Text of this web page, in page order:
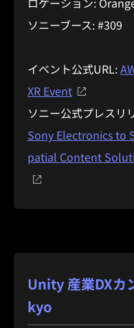
ソニーブース: #309
イベント公式URL:
XR Event
ソニー公式プレスリ
Sony Electronics to
patial Content
Unity 産業DXカ
kyo